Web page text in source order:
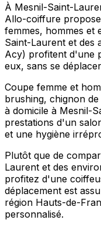
À Mesnil-Saint-
Allo-coiffure
femmes, hommes et
Saint-Laurent et des
Acy) profitent d'une
eux, sans se
Coupe femme et
brushing, chignon
à domicile à Mesnil-
prestations d'un
et une hygiène
Plutôt que de
Laurent et des
profitez d'une
déplacement est
région Hauts-de-
personnalisé.